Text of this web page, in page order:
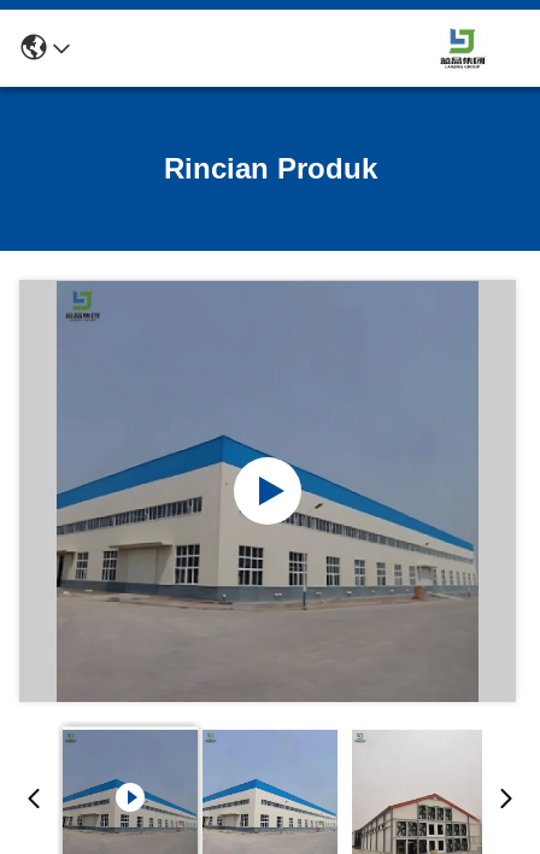
Rincian Produk